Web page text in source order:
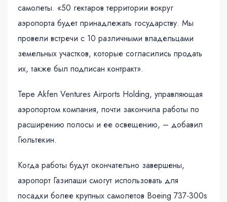
самолеты. «50 гектаров территории вокруг
аэропорта будет принадлежать государству. Мы
провели встречи с 10 различными владельцами
земельных участков, которые согласились продать
их, также был подписан контракт».
Tepe Akfen Ventures Airports Holding, управляющая
аэропортом компания, почти закончила работы по
расширению полосы и ее освещению, – добавил
Гюльтекин.
Когда работы будут окончательно завершены,
аэропорт Газипаши смогут использовать для
посадки более крупных самолетов Boeing 737-300s